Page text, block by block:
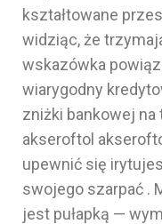
kształtowane
widziąc, że
wskazówka
wiarygodny
zniżki bankowej na
akseroftol
upewnić się
swojego szarpać .
jest pułapką —